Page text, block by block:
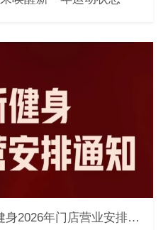
春节健身指南|艾利克斯健身2026年门店营业安排通知